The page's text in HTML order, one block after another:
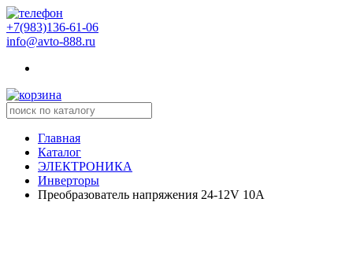
+7(983)136-61-06
info@avto-888.ru
Главная
Каталог
ЭЛЕКТРОНИКА
Инверторы
Преобразователь напряжения 24-12V 10A